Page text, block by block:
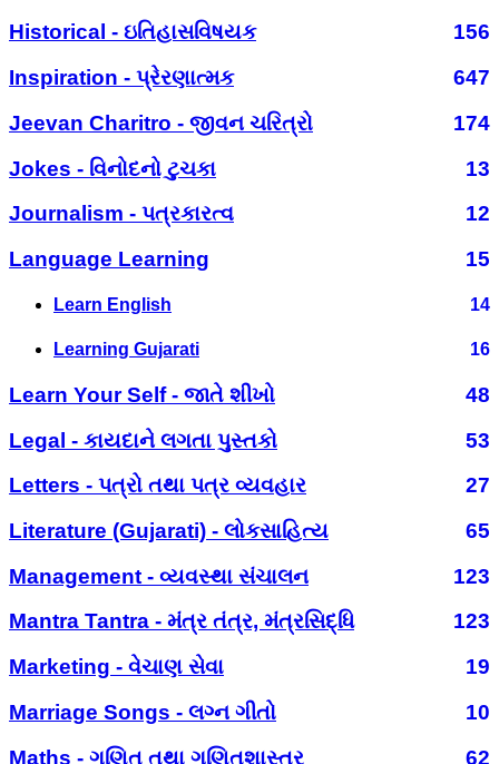
Historical - ઇતિહાસવિષયક
156
Inspiration - પ્રેરણાત્મક
647
Jeevan Charitro - જીવન ચરિત્રો
174
Jokes - વિનોદનો ટુચકા
13
Journalism - પત્રકારત્વ
12
Language Learning
15
Learn English 14
Learning Gujarati 16
Learn Your Self - જાતે શીખો
48
Legal - કાયદાને લગતા પુસ્તકો
53
Letters - પત્રો તથા પત્ર વ્યવહાર
27
Literature (Gujarati) - લોકસાહિત્ય
65
Management - વ્યવસ્થા સંચાલન
123
Mantra Tantra - મંત્ર તંત્ર, મંત્રસિદ્ધિ
123
Marketing - વેચાણ સેવા
19
Marriage Songs - લગ્ન ગીતો
10
Maths - ગણિત તથા ગણિતશાસ્ત્ર
62